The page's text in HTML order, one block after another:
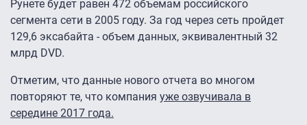
Рунете будет равен 472 объемам российского
сегмента сети в 2005 году. За год через сеть пройдет
129,6 эксабайта - объем данных, эквивалентный 32
млрд DVD.
Отметим, что данные нового отчета во многом
повторяют те, что компания уже озвучивала в
середине 2017 года.